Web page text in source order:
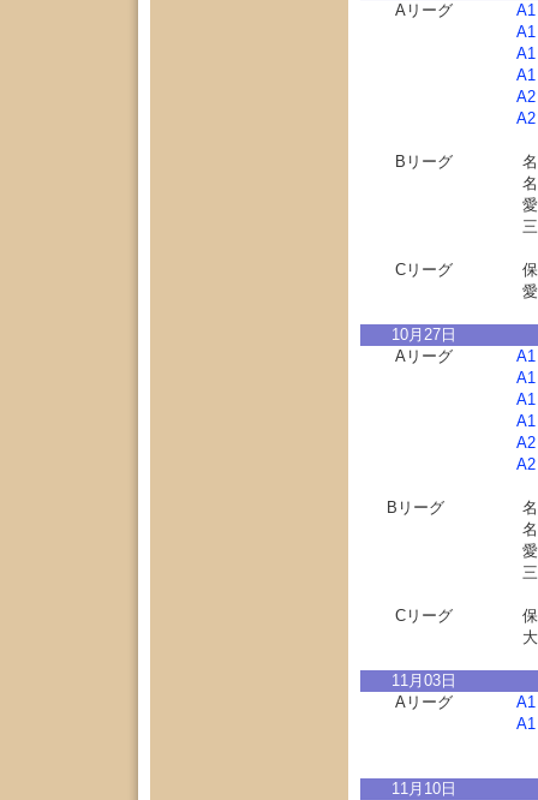
Aリーグ
Bリーグ
Cリーグ
10月27日
Aリーグ
Bリーグ
Cリーグ
11月03日
Aリーグ
11月10日